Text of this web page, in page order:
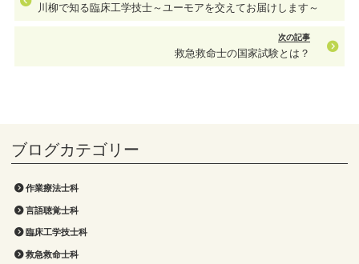
作業療法士科
言語聴覚士科
臨床工学技士科
救急救命士科
川柳で知る臨床工学技士～ユーモアを交えてお届けします～
次の記事
救急救命士の国家試験とは？